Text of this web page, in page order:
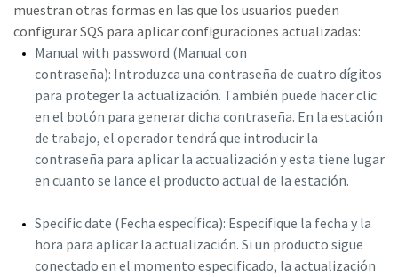
muestran otras formas en las que los usuarios pueden
configurar SQS para aplicar configuraciones actualizadas:
Manual with password (Manual con
contraseña): Introduzca una contraseña de cuatro dígitos
para proteger la actualización. También puede hacer clic
en el botón para generar dicha contraseña. En la estación
de trabajo, el operador tendrá que introducir la
contraseña para aplicar la actualización y esta tiene lugar
en cuanto se lance el producto actual de la estación.
Specific date (Fecha específica): Especifique la fecha y la
hora para aplicar la actualización. Si un producto sigue
conectado en el momento especificado, la actualización